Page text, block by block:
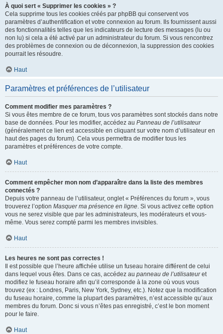
À quoi sert « Supprimer les cookies » ?
Cela supprime tous les cookies créés par phpBB qui conservent vos
paramètres d’authentification et votre connexion au forum. Ils fournissent aussi
des fonctionnalités telles que les indicateurs de lecture des messages (lu ou
non lu) si cela a été activé par un administrateur du forum. Si vous rencontrez
des problèmes de connexion ou de déconnexion, la suppression des cookies
pourrait les résoudre.
Haut
Paramètres et préférences de l’utilisateur
Comment modifier mes paramètres ?
Si vous êtes membre de ce forum, tous vos paramètres sont stockés dans notre
base de données. Pour les modifier, accédez au Panneau de l’utilisateur
(généralement ce lien est accessible en cliquant sur votre nom d’utilisateur en
haut des pages du forum). Cela vous permettra de modifier tous les
paramètres et préférences de votre compte.
Haut
Comment empêcher mon nom d’apparaître dans la liste des membres
connectés ?
Depuis votre panneau de l’utilisateur, onglet « Préférences du forum », vous
trouverez l’option Masquer ma présence en ligne. Si vous activez cette option
vous ne serez visible que par les administrateurs, les modérateurs et vous-
même. Vous serez compté parmi les membres invisibles.
Haut
Les heures ne sont pas correctes !
Il est possible que l’heure affichée utilise un fuseau horaire différent de celui
dans lequel vous êtes. Dans ce cas, accédez au panneau de l’utilisateuret
modifiez le fuseau horaire afin qu’il corresponde à la zone où vous vous
trouvez (ex : Londres, Paris, New York, Sydney, etc.). Notez que la modification
du fuseau horaire, comme la plupart des paramètres, n’est accessible qu’aux
membres du forum. Donc si vous n’êtes pas enregistré, c’est le bon moment
pour le faire.
Haut